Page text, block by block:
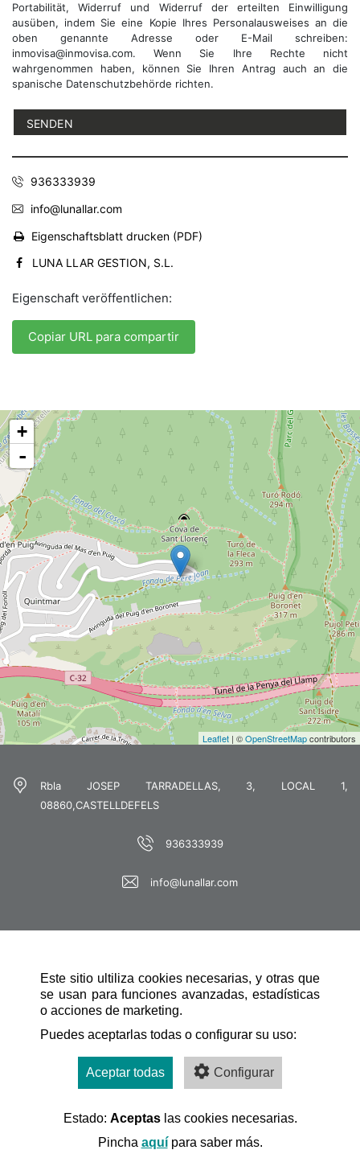
Este sitio ultiliza cookies necesarias, y otras que
se usan para funciones avanzadas, estadísticas
o acciones de marketing.
Puedes aceptarlas todas o configurar su uso:
Aceptar todas Configurar
Estado: Aceptaslas cookies necesarias.
Pincha aquípara saber más.
Portabilität, Widerruf und Widerruf der erteilten Einwilligung
ausüben, indem Sie eine Kopie Ihres Personalausweises an die
oben genannte Adresse oder E-Mail schreiben:
inmovisa@inmovisa.com. Wenn Sie Ihre Rechte nicht
wahrgenommen haben, können Sie Ihren Antrag auch an die
spanische Datenschutzbehörde richten.
936333939
info@lunallar.com
Eigenschaftsblatt drucken (PDF)
LUNA LLAR GESTION, S.L.
Eigenschaft veröffentlichen:
Copiar URL para compartir
+
-
Leaflet | ©OpenStreetMapcontributors
Rbla JOSEP TARRADELLAS, 3, LOCAL 1,
08860,CASTELLDEFELS
936333939
info@lunallar.com
SCHNELLE NAVIGATION
Desarrollado por: